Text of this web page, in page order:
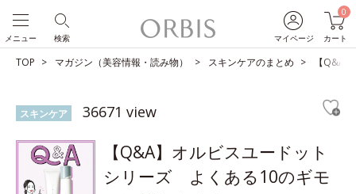
マイページ
0
カート
検索
メニュー
TOP マガジン（美容情報・読み物） スキンケアのまとめ 【Q&A
スキンケア 36671 view
【Q&A】オルビスユードット
シリーズ よくある10のギモ